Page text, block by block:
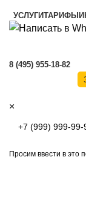
УСЛУГИТАРИФЫ
8 (495) 955-18-82
×
Просим ввести в это